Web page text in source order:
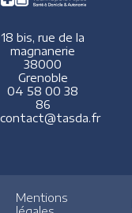
18 bis, rue de la
magnanerie
38000
Grenoble
04 58 00 38
86
contact@tasda.fr
Mentions